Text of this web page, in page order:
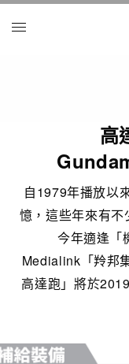
高
自1979年播放以
憶，這些年來有不
今年適逢「
Medialink「羚邦
高達跑」將於